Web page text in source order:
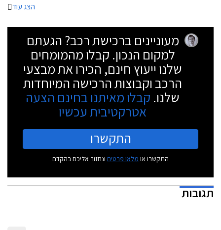
הצג עוד
מעוניינים ברכישת רכב? הגעתם
למקום הנכון. קבלו מהמומחים
שלנו ייעוץ חינם, הכירו את מבצעי
הרכב וקבוצות הרכישה המיוחדות
שלנו. קבלו מאיתנו בחינם הצעה
אטרקטיבית עכשיו
התקשרו
התקשרו או מלאו פרטים ונחזור אליכם בהקדם
תגובות